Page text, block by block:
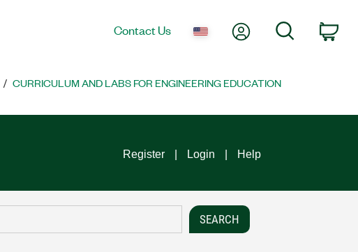
Contact Us My AccountSearch
CURRICULUM AND LABS FOR ENGINEERING EDUCATION
Register Login Help